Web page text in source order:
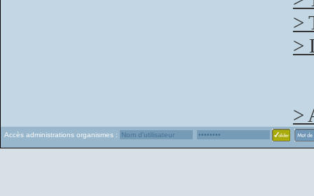
>
>
>
Accès administrations organismes :